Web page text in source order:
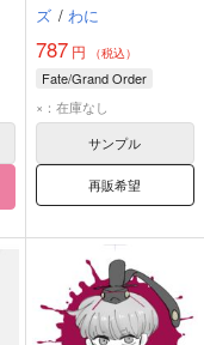
ズ / わに
787円 （税込）
Fate/Grand Order
×：在庫なし
サンプル
再販希望